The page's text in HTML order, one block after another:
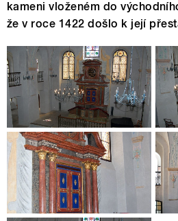
kameni vloženém do
že v roce 1422 došlo k její